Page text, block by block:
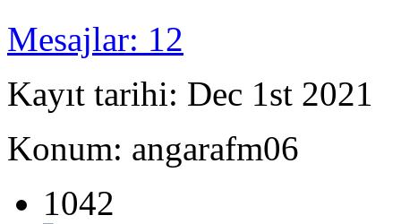
Mesajlar: 12
Kayıt tarihi: Dec 1st 2021
Konum: angarafm06
1042